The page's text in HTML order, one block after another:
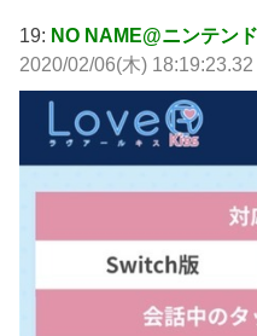
19: NO NAME@ニンテン
2020/02/06(木)